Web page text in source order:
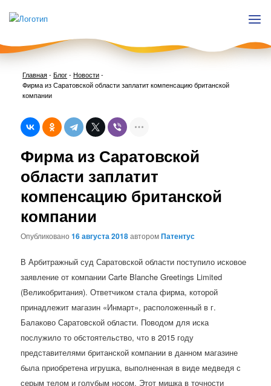
Главная-Блог- Новости-
Фирма из Саратовской области заплатит компенсацию британской
компании
Фирма из Саратовской
области заплатит
компенсацию британской
компании
Опубликовано16 августа 2018авторомПатентус
В Арбитражный суд Саратовской области поступило исковое
заявление от компании Carte Blanche Greetings Limited
(Великобритания). Ответчиком стала фирма, которой
принадлежит магазин «Инмарт», расположенный в г.
Балаково Саратовской области. Поводом для иска
послужило то обстоятельство, что в 2015 году
представителями британской компании в данном магазине
была приобретена игрушка, выполненная в виде медведя с
серым телом и голубым носом. Этот мишка в точности